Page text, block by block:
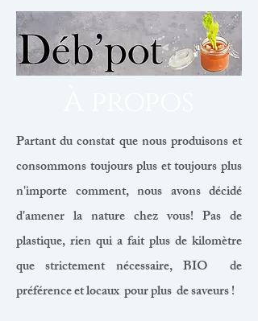
Partant du constat que nous produisons et
consommons toujours plus et toujours plus
n'importe comment, nous avons décidé
d'amener la nature chez vous! Pas de
plastique, rien qui a fait plus de kilomètre
que strictement nécessaire, BIO de
préférence et locaux pour plus de saveurs !